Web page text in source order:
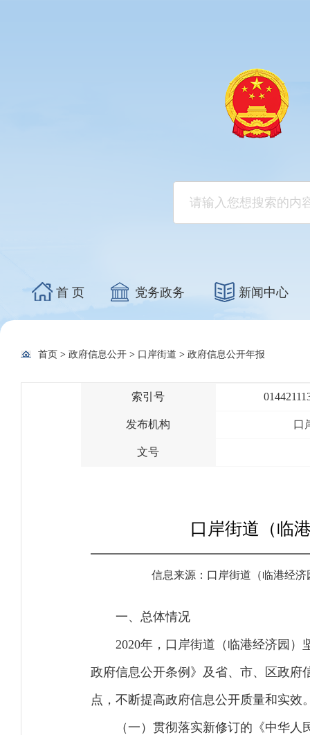
首 页 党务政务 新闻中心
首页 > 政府信息公开 > 口岸街道 > 政府信息公开年报
索引号
发布机构 口
文号
口岸街道（临
信息来源：口岸街道（临港经济
一、总体情况
2020年，口岸街道（临港经济园
政府信息公开条例》及省、市、区政府
点，不断提高政府信息公开质量和实效
（一）贯彻落实新修订的《中华